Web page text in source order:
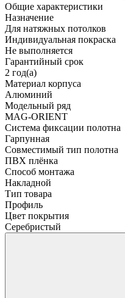
Общие характеристики
Назначение
Для натяжных потолков
Индивидуальная покраска
Не выполняется
Гарантийный срок
2 год(а)
Материал корпуса
Алюминий
Модельный ряд
MAG-ORIENT
Система фиксации полотна
Гарпунная
Совместимый тип полотна
ПВХ плёнка
Способ монтажа
Накладной
Тип товара
Профиль
Цвет покрытия
Серебристый